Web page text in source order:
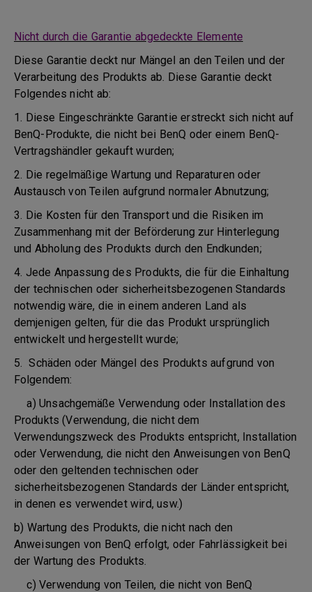
Nicht durch die Garantie abgedeckte Elemente
Diese Garantie deckt nur Mängel an den Teilen und der
Verarbeitung des Produkts ab. Diese Garantie deckt
Folgendes nicht ab:
1. Diese Eingeschränkte Garantie erstreckt sich nicht auf
BenQ-Produkte, die nicht bei BenQ oder einem BenQ-
Vertragshändler gekauft wurden;
2. Die regelmäßige Wartung und Reparaturen oder
Austausch von Teilen aufgrund normaler Abnutzung;
3. Die Kosten für den Transport und die Risiken im
Zusammenhang mit der Beförderung zur Hinterlegung
und Abholung des Produkts durch den Endkunden;
4. Jede Anpassung des Produkts, die für die Einhaltung
der technischen oder sicherheitsbezogenen Standards
notwendig wäre, die in einem anderen Land als
demjenigen gelten, für die das Produkt ursprünglich
entwickelt und hergestellt wurde;
5. Schäden oder Mängel des Produkts aufgrund von
Folgendem:
a) Unsachgemäße Verwendung oder Installation des
Produkts (Verwendung, die nicht dem
Verwendungszweck des Produkts entspricht, Installation
oder Verwendung, die nicht den Anweisungen von BenQ
oder den geltenden technischen oder
sicherheitsbezogenen Standards der Länder entspricht,
in denen es verwendet wird, usw.)
b) Wartung des Produkts, die nicht nach den
Anweisungen von BenQ erfolgt, oder Fahrlässigkeit bei
der Wartung des Produkts.
c) Verwendung von Teilen, die nicht von BenQ